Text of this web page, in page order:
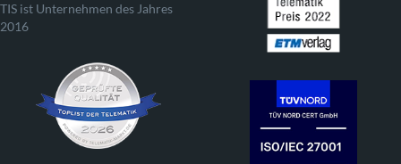
TIS ist Unternehmen des Jahres
2016